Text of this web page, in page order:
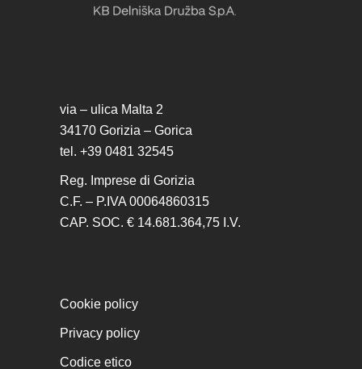
via – ulica Malta 2
34170 Gorizia – Gorica
tel. +39 0481 32545
Reg. Imprese di Gorizia
C.F. – P.IVA 00064860315
CAP. SOC. € 14.681.364,75 I.V.
Cookie policy
Privacy policy
Codice etico